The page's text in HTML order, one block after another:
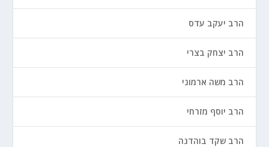
הרב יעקב עדס
הרב יצחק בצרי
הרב משה ארמוני
הרב יוסף מזרחי
הרב שקד בוהדנה